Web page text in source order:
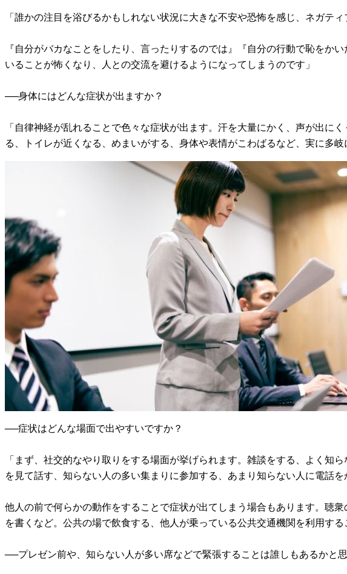
「誰かの注目を浴びるかもしれない状況に大きな不安や恐怖を感じ、ネガテ
『自分がバカなことをしたり、言ったりするのでは』『自分の行動で恥をか
いることが怖くなり、人との交流を避けるようになってしまうのです」
──身体にはどんな症状が出ますか？
「自律神経が乱れることで色々な症状が出ます。汗を大量にかく、声が出に
る、トイレが近くなる、めまいがする、身体や表情がこわばるなど、実に多岐
──症状はどんな場面で出やすいですか？
「まず、社交的なやり取りをする場面が挙げられます。雑談をする、よく知
を見て話す、知らない人の多い集まりに参加する、あまり知らない人に電話を
他人の前で何らかの動作をすることで症状が出てしまう場合もあります。聴
を書くなど。公共の場で飲食する、他人が乗っている公共交通機関を利用す
──プレゼン前や、知らない人が多い席などで緊張することは誰しもあるかと